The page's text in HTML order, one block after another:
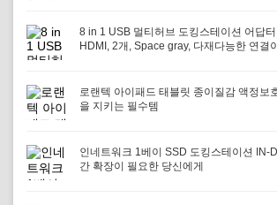
8 in 1 USB 멀티허브 도킹스테이션 어답
HDMI, 2개, Space gray, 다재다능한 연결
로랜텍 아이패드 태블릿 종이질감 액정보
을 지키는 필수템
인네트워크 1베이 SSD 도킹스테이션 IN-
간 확장이 필요한 당신에게